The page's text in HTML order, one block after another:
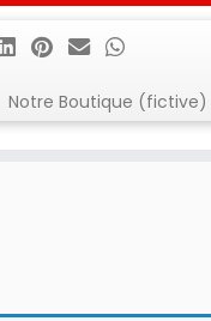
Notre Boutique (fictive)